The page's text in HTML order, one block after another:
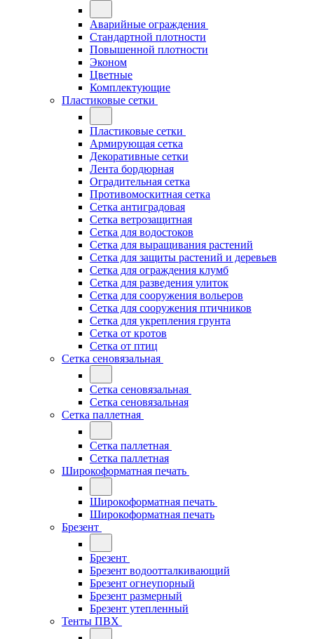
Аварийные ограждения
Стандартной плотности
Повышенной плотности
Эконом
Цветные
Комплектующие
Пластиковые сетки
Пластиковые сетки
Армирующая сетка
Декоративные сетки
Лента бордюрная
Оградительная сетка
Противомоскитная сетка
Сетка антиградовая
Сетка ветрозащитная
Сетка для водостоков
Сетка для выращивания растений
Сетка для защиты растений и деревьев
Сетка для ограждения клумб
Сетка для разведения улиток
Сетка для сооружения вольеров
Сетка для сооружения птичников
Сетка для укрепления грунта
Сетка от кротов
Сетка от птиц
Сетка сеновязальная
Сетка сеновязальная
Сетка сеновязальная
Сетка паллетная
Сетка паллетная
Сетка паллетная
Широкоформатная печать
Широкоформатная печать
Широкоформатная печать
Брезент
Брезент
Брезент водоотталкивающий
Брезент огнеупорный
Брезент размерный
Брезент утепленный
Тенты ПВХ